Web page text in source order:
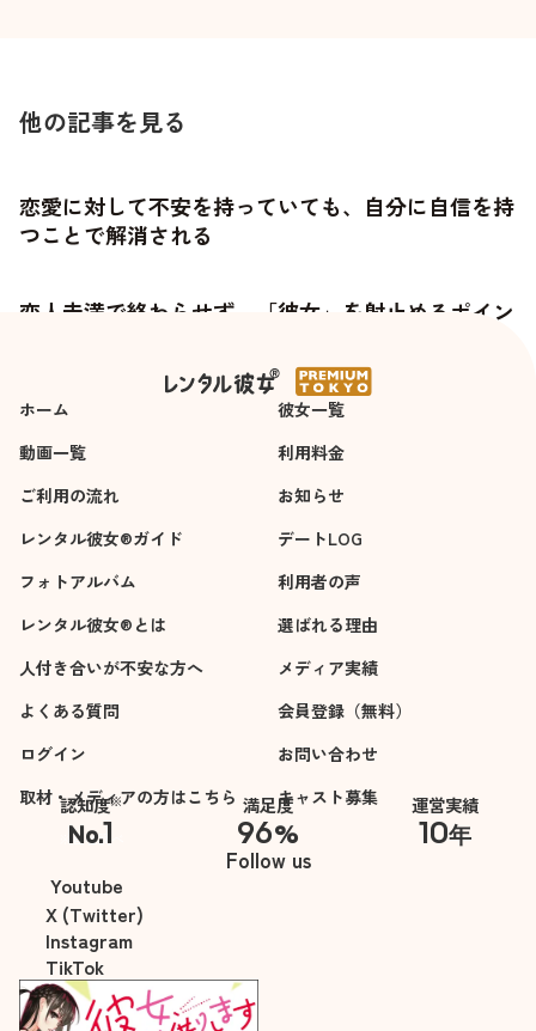
他の記事を見る
恋愛に対して不安を持っていても、自分に自信を持
つことで解消される
恋人未満で終わらせず、「彼女」を射止めるポイン
ホーム
彼女一覧
動画一覧
利用料金
ご利用の流れ
お知らせ
レンタル彼女®ガイド
デートLOG
フォトアルバム
利用者の声
レンタル彼女®とは
選ばれる理由
人付き合いが不安な方へ
メディア実績
よくある質問
会員登録（無料）
ログイン
お問い合わせ
取材・メディアの方はこちら
キャスト募集
認知度※
No.1
※自社調べ
満足度
96%
運営実績
10年
Follow us
Youtube
X (Twitter)
Instagram
TikTok